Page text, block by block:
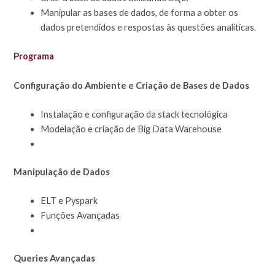
Manipular as bases de dados, de forma a obter os
dados pretendidos e respostas às questões analíticas.
Programa
Configuração do Ambiente e Criação de Bases de Dados
Instalação e configuração da stack tecnológica
Modelação e criação de Big Data Warehouse
Manipulação de Dados
ELT e Pyspark
Funções Avançadas
Queries Avançadas